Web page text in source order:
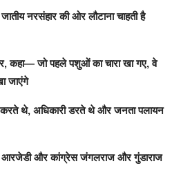
नरसंहार की ओर लौटाना चाहती है
कहा— जो पहले पशुओं का चारा खा गए, वे
जाएंगे
थे, अधिकारी डरते थे और जनता पलायन
आरजेडी और कांग्रेस जंगलराज और गुंडाराज